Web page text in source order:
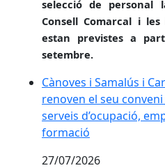
selecció de personal
Consell Comarcal i
estan previstes a
setembre.
Cànoves i Samalús i
Cànoves i Samalús i
renoven el seu
serveis d’ocupació,
formació
27/07/2026